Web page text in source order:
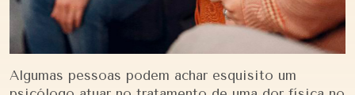
Algumas pessoas podem achar esquisito um